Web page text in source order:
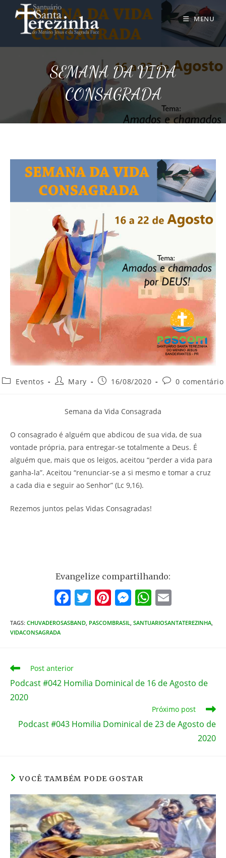
para
MENU
SEMANA DA VIDA
CONSAGRADA
Categoria
Eventos
AutorMary
Post16/08/2020
Comentários
0 comentário
Semana da Vida Consagrada
O consagrado é alguém que abdicou de sua vida, de sua
vontade própria, para entregar-se totalmente a Deus. É
alguém que, mais que os leigos, aceitou “perder a vida para
ganha-la”. Aceitou “renunciar-se a si mesmo e tomar a cruz
a cada dia e seguir ao Senhor” (Lc 9,16).
Rezemos juntos pelas Vidas Consagradas!
Evangelize compartilhando:
F
c
o
T
itt
Pi
er
M
ss
g
W
at
p
ai
TAGS: CHUVADEROSASBAND, PASCOMBRASIL, SANTUARIOSANTATEREZINHA,
VIDACONSAGRADA
Leia
mais
artigos
Post anterior
Podcast #042 Homilia Dominical de 16 de Agosto de
2020
Próximo post
Podcast #043 Homilia Dominical de 23 de Agosto de
2020
VOCÊ TAMBÉM PODE GOSTAR